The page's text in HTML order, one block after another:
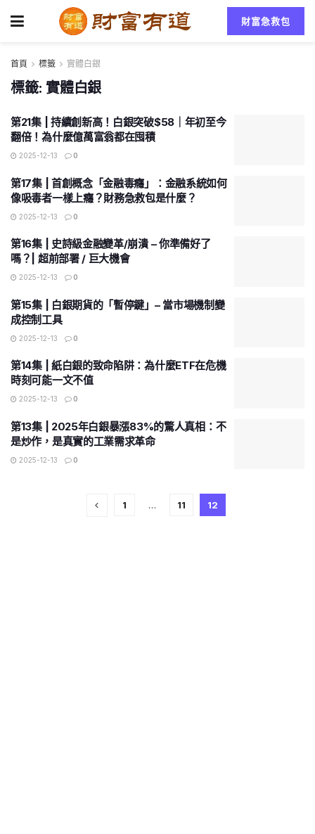
財富急救包
首頁 標籤 實體白銀
標籤: 實體白銀
第21集 | 持續創新高！白銀突破$58｜年初至今
翻倍！為什麼億萬富翁都在囤積
2025-12-13 0
第17集 | 首創概念「金融毒癮」：金融系統如何
像吸毒者一樣上癮？財務急救包是什麼？
2025-12-13 0
第16集 | 史詩級金融變革/崩潰 – 你準備好了
嗎？| 超前部署 / 巨大機會
2025-12-13 0
第15集 | 白銀期貨的「暫停鍵」– 當市場機制變
成控制工具
2025-12-13 0
第14集 | 紙白銀的致命陷阱：為什麼ETF在危機
時刻可能一文不值
2025-12-13 0
第13集 | 2025年白銀暴漲83%的驚人真相：不
是炒作，是真實的工業需求革命
2025-12-13 0
1 … 11 12